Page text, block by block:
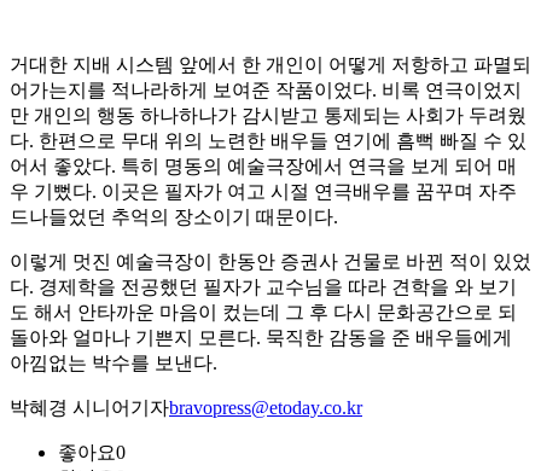
거대한 지배 시스템 앞에서 한 개인이 어떻게 저항하고 파멸되
어가는지를 적나라하게 보여준 작품이었다. 비록 연극이었지
만 개인의 행동 하나하나가 감시받고 통제되는 사회가 두려웠
다. 한편으로 무대 위의 노련한 배우들 연기에 흠뻑 빠질 수 있
어서 좋았다. 특히 명동의 예술극장에서 연극을 보게 되어 매
우 기뻤다. 이곳은 필자가 여고 시절 연극배우를 꿈꾸며 자주
드나들었던 추억의 장소이기 때문이다.
이렇게 멋진 예술극장이 한동안 증권사 건물로 바뀐 적이 있었
다. 경제학을 전공했던 필자가 교수님을 따라 견학을 와 보기
도 해서 안타까운 마음이 컸는데 그 후 다시 문화공간으로 되
돌아와 얼마나 기쁜지 모른다. 묵직한 감동을 준 배우들에게
아낌없는 박수를 보낸다.
박혜경 시니어기자bravopress@etoday.co.kr
좋아요0